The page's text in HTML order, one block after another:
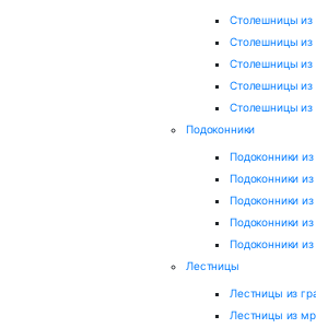
Столешницы из
Столешницы
Столешницы из
Столешницы из
Столешницы из
Подоконники
Подоконники из
Подоконники
Подоконники
Подоконники
Подоконники
Лестницы
Лестницы из
Лестницы из